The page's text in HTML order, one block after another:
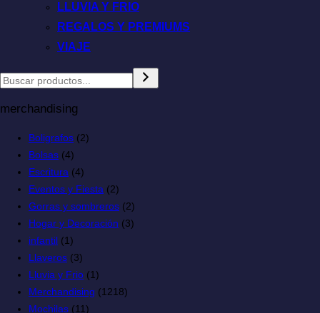
LLUVIA Y FRIO
REGALOS Y PREMIUMS
VIAJE
merchandising
Boligrafos (2)
Bolsas (4)
Escritura (4)
Eventos y Fiesta (2)
Gorras y sombreros (2)
Hogar y Decoración (3)
infantil (1)
Llaveros (3)
Lluvia y Frio (1)
Merchandising (1218)
Mochilas (11)